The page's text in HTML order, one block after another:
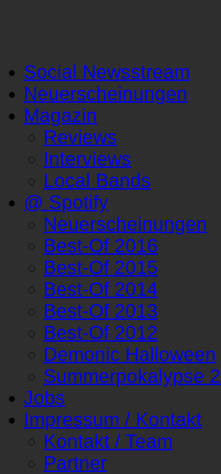
Social Newsstream
Neuerscheinungen
Magazin
Reviews
Interviews
Local Bands
@ Spotify
Neuerscheinungen
Best-Of 2016
Best-Of 2015
Best-Of 2014
Best-Of 2013
Best-Of 2012
Demonic Halloween
Summerpokalypse
Jobs
Impressum / Kontakt
Kontakt / Team
Partner